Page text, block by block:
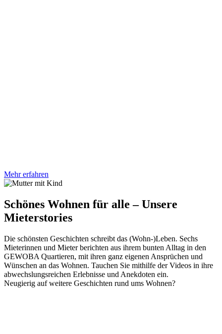
Mehr erfahren
Schönes Wohnen für alle – Unsere
Mieterstories
Die schönsten Geschichten schreibt das (Wohn-)Leben. Sechs
Mieterinnen und Mieter berichten aus ihrem bunten Alltag in den
GEWOBA Quartieren, mit ihren ganz eigenen Ansprüchen und
Wünschen an das Wohnen. Tauchen Sie mithilfe der Videos in ihre
abwechslungsreichen Erlebnisse und Anekdoten ein.
Neugierig auf weitere Geschichten rund ums Wohnen?